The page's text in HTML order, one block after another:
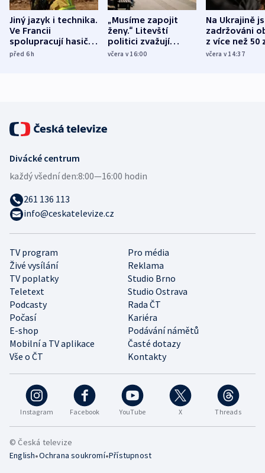
Jiný jazyk i technika.
Ve Francii
spolupracují hasiči z
různých zemí
před 6h
„Musíme zapojit
ženy.“ Litevští
politici zvažují
dohodu o
včera v 16:00
Na Ukrajině
zadržováni
z více než 50
Bojovali na
včera v 14:37
Instagram Facebook YouTube X Threads
TV program
Pro média
Živé vysílání
Reklama
TV poplatky
Studio Brno
Teletext
Studio Ostrava
Podcasty
Rada ČT
Počasí
Kariéra
E-shop
Podávání námětů
Mobilní a TV aplikace
Časté dotazy
Vše o ČT
Kontakty
Divácké centrum
každý všední den:8:00—16:00 hodin
261 136 113
info@ceskatelevize.cz
© Česká televize
English•Ochrana soukromí•Přístupnost